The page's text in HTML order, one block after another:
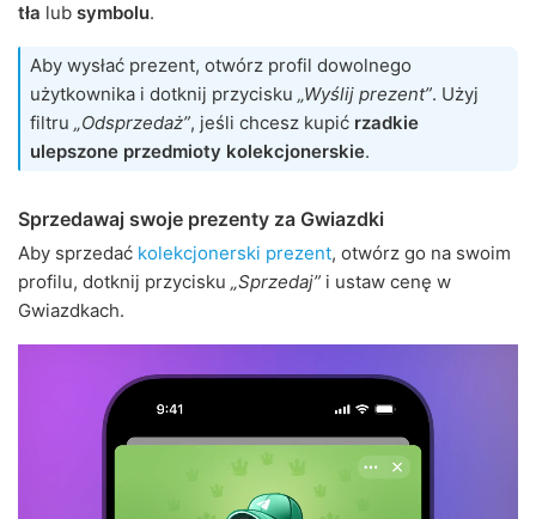
tła lub symbolu.
Aby wysłać prezent, otwórz profil dowolnego
użytkownika i dotknij przycisku „Wyślij prezent”. Użyj
filtru „Odsprzedaż”, jeśli chcesz kupić rzadkie
ulepszone przedmioty kolekcjonerskie.
Sprzedawaj swoje prezenty za Gwiazdki
Aby sprzedać kolekcjonerski prezent, otwórz go na swoim
profilu, dotknij przycisku „Sprzedaj” i ustaw cenę w
Gwiazdkach.